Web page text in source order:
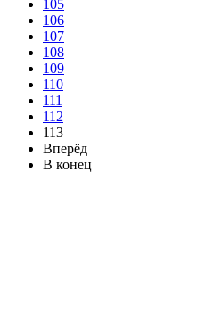
105
106
107
108
109
110
111
112
113
Вперёд
В конец